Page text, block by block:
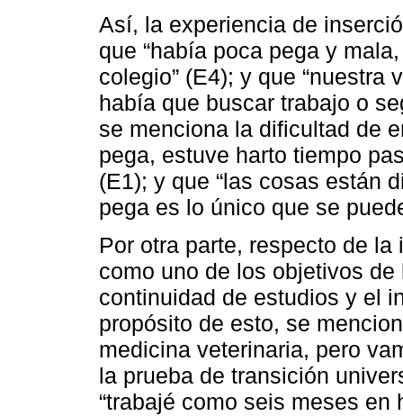
Así, la experiencia de
que “había poca pega y
colegio” (E4); y que
había que buscar trabajo o
se menciona la dificultad de
pega, estuve harto tiempo
(E1); y que “las cosas están
pega es lo único que se
Por otra parte, respecto de
como uno de los objetivos
continuidad de estudios y el
propósito de esto, se
medicina veterinaria, pero
la prueba de transición
“trabajé como seis meses